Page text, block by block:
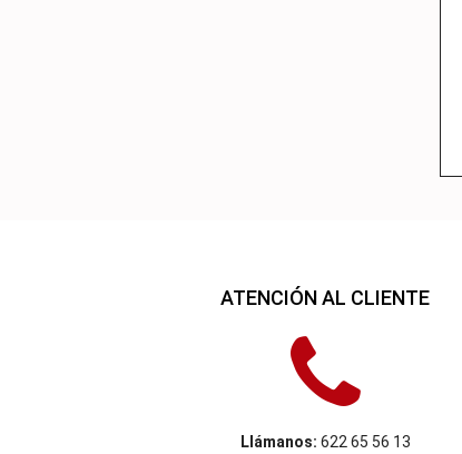
ATENCIÓN AL CLIENTE
Llámanos: 622 65 56 13